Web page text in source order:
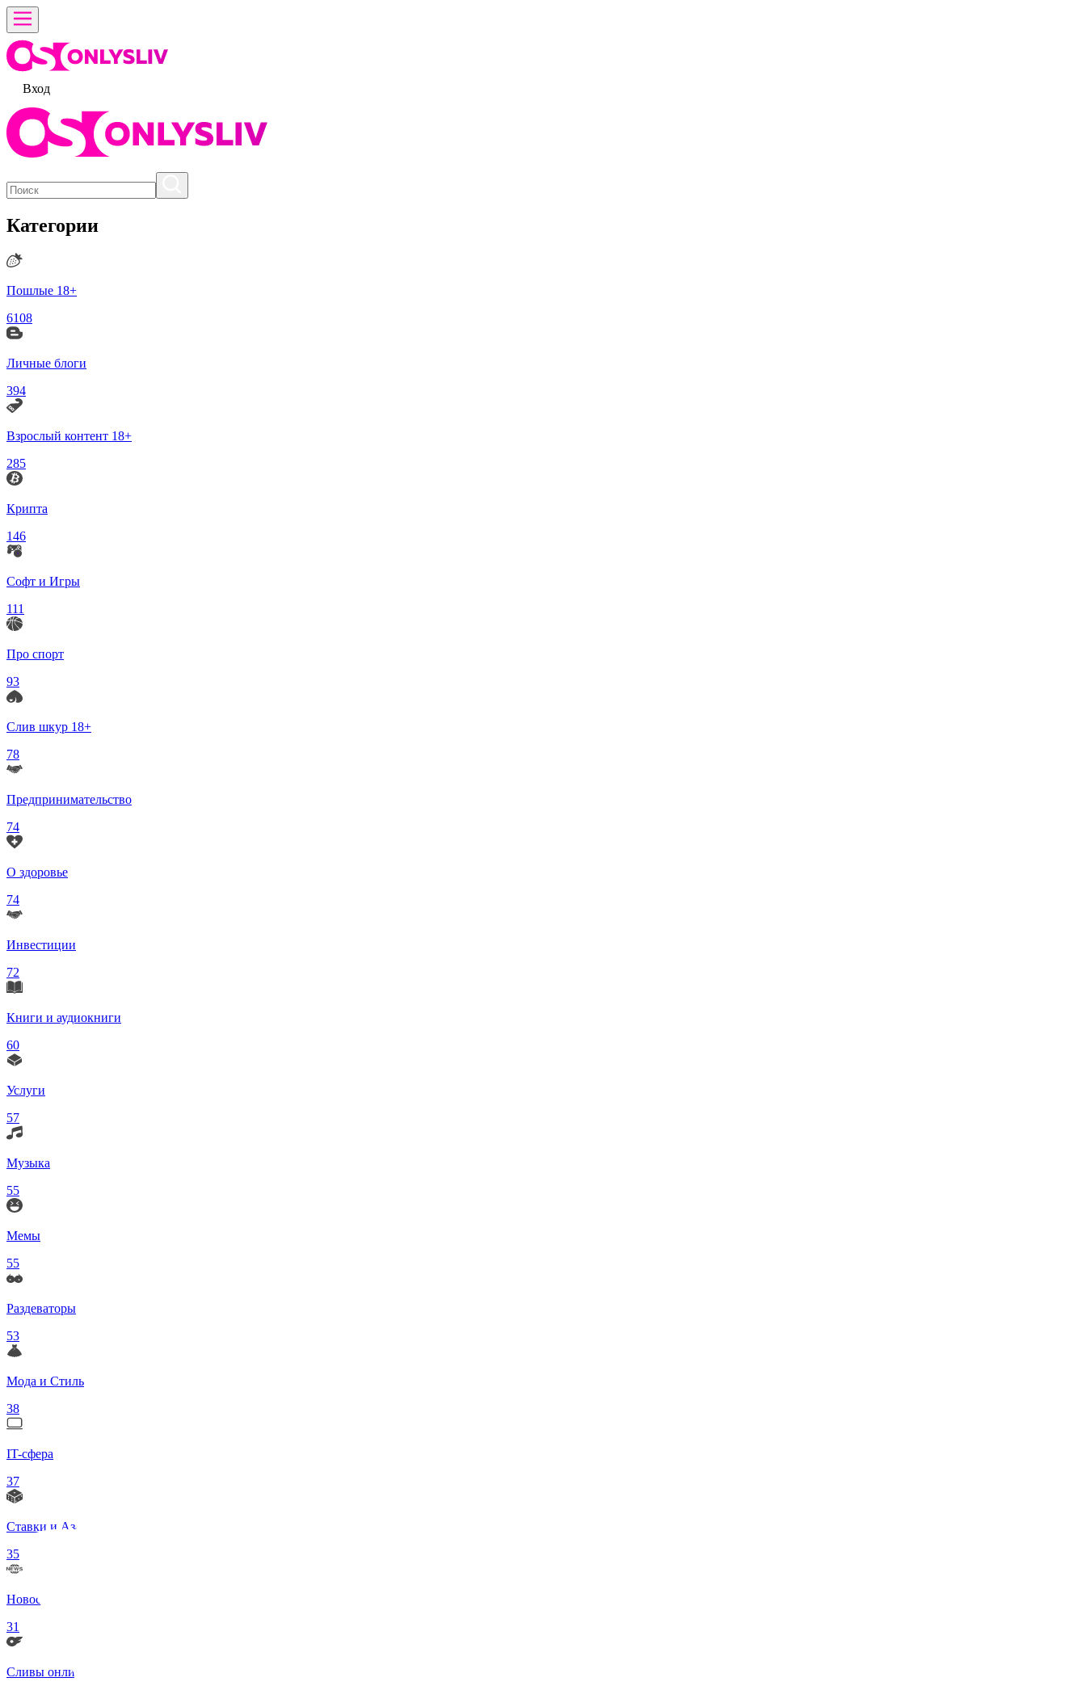
Вход
Категории
Пошлые 18+
6108
Личные блоги
394
Взрослый контент 18+
285
Крипта
146
Софт и Игры
111
Про спорт
93
Слив шкур 18+
78
Предпринимательство
74
О здоровье
74
Инвестиции
72
Книги и аудиокниги
60
Услуги
57
Музыка
55
Мемы
55
Раздеваторы
53
Мода и Стиль
38
IT-сфера
37
Ставки и Азартные игры
35
Новости в мире
31
Сливы онлифанс моделей 18+